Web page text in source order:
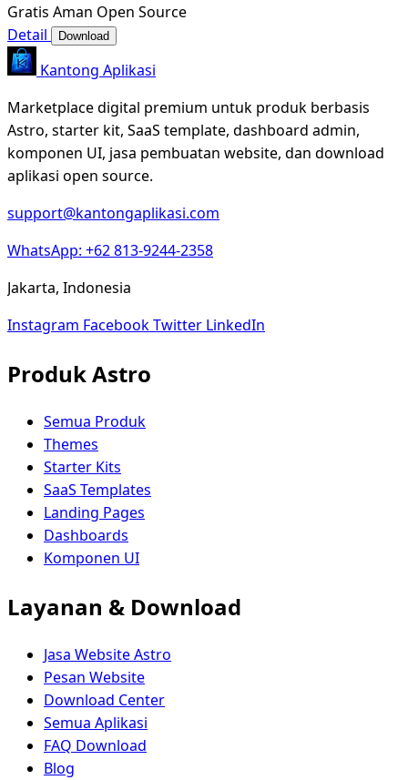
Gratis Aman Open Source
Detail
Download
Kantong Aplikasi
Marketplace digital premium untuk produk berbasis
Astro, starter kit, SaaS template, dashboard admin,
komponen UI, jasa pembuatan website, dan download
aplikasi open source.
support@kantongaplikasi.com
WhatsApp: +62 813-9244-2358
Jakarta, Indonesia
Instagram FacebookTwitter LinkedIn
Produk Astro
Semua Produk
Themes
Starter Kits
SaaS Templates
Landing Pages
Dashboards
Komponen UI
Layanan & Download
Jasa Website Astro
Pesan Website
Download Center
Semua Aplikasi
FAQ Download
Blog